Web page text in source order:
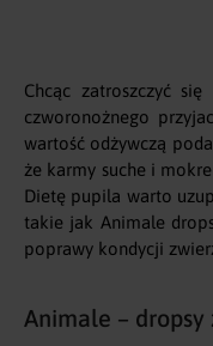
Chcąc zatroszczyć
czworonożnego
wartość odżywczą
że karmy suche i
Dietę pupila warto
takie jak Animale
poprawy kondycji
Animale –